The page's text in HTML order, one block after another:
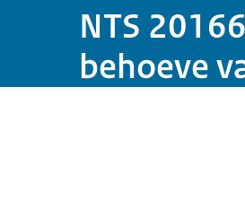
NTS
behoeve